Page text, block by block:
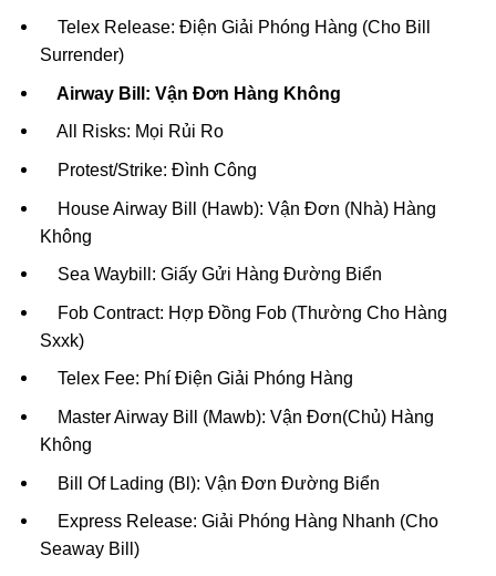
Telex Release: Điện Giải Phóng Hàng (Cho Bill
Surrender)
Airway Bill: Vận Đơn Hàng Không
All Risks: Mọi Rủi Ro
Protest/Strike: Đình Công
House Airway Bill (Hawb): Vận Đơn (Nhà) Hàng
Không
Sea Waybill: Giấy Gửi Hàng Đường Biển
Fob Contract: Hợp Đồng Fob (Thường Cho Hàng
Sxxk)
Telex Fee: Phí Điện Giải Phóng Hàng
Master Airway Bill (Mawb): Vận Đơn(Chủ) Hàng
Không
Bill Of Lading (Bl): Vận Đơn Đường Biển
Express Release: Giải Phóng Hàng Nhanh (Cho
Seaway Bill)